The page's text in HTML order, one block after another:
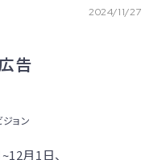
2024/11/27
告
ョン
月1日、